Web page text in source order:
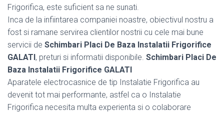
Frigorifica, este suficient sa ne sunati.
Inca de la infiintarea companiei noastre, obiectivul nostru a
fost si ramane servirea clientilor nostrii cu cele mai bune
servicii de Schimbari Placi De Baza Instalatii Frigorifice
GALATI, preturi si informatii disponibile. Schimbari Placi De
Baza Instalatii Frigorifice GALATI
Aparatele electrocasnice de tip Instalatie Frigorifica au
devenit tot mai performante, astfel ca o Instalatie
Frigorifica necesita multa experienta si o colaborare